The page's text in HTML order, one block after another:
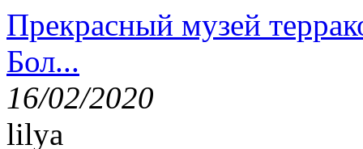
Прекрасный музей
Бол...
16/02/2020
lilya